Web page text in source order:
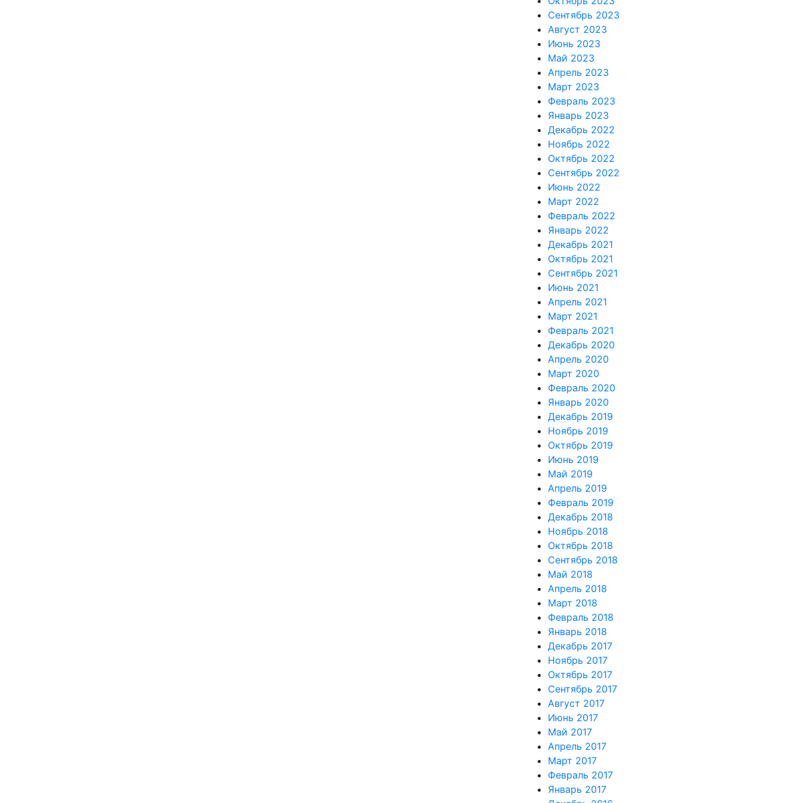
Сентябрь 2023
Август 2023
Июнь 2023
Май 2023
Апрель 2023
Март 2023
Февраль 2023
Январь 2023
Декабрь 2022
Ноябрь 2022
Октябрь 2022
Сентябрь 2022
Июнь 2022
Март 2022
Февраль 2022
Январь 2022
Декабрь 2021
Октябрь 2021
Сентябрь 2021
Июнь 2021
Апрель 2021
Март 2021
Февраль 2021
Декабрь 2020
Апрель 2020
Март 2020
Февраль 2020
Январь 2020
Декабрь 2019
Ноябрь 2019
Октябрь 2019
Июнь 2019
Май 2019
Апрель 2019
Февраль 2019
Декабрь 2018
Ноябрь 2018
Октябрь 2018
Сентябрь 2018
Май 2018
Апрель 2018
Март 2018
Февраль 2018
Январь 2018
Декабрь 2017
Ноябрь 2017
Октябрь 2017
Сентябрь 2017
Август 2017
Июнь 2017
Май 2017
Апрель 2017
Март 2017
Февраль 2017
Январь 2017